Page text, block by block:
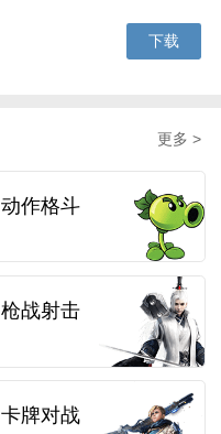
下载
更多 >
动作格斗
枪战射击
卡牌对战